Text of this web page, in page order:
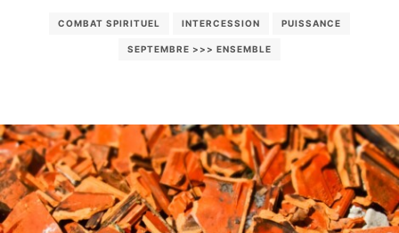
COMBAT SPIRITUEL INTERCESSION PUISSANCE
SEPTEMBRE >>> ENSEMBLE